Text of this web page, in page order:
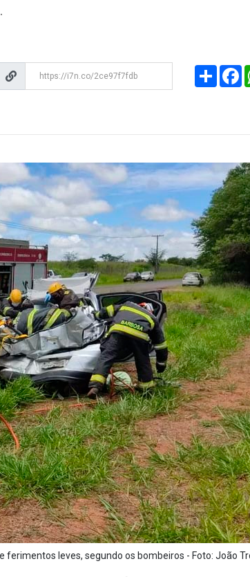
Share
leves, segundo os bombeiros - Foto: João